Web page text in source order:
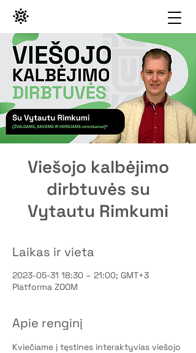
Viešojo kalbėjimo
dirbtuvės su
Vytautu Rimkumi
Laikas ir vieta
2023-05-31 18:30 – 21:00; GMT+3
Platforma ZOOM
Apie renginį
Kviečiame į tęstines interaktyvias viešojo